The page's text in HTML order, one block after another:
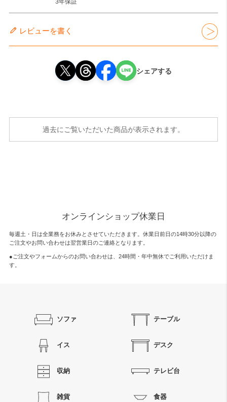
3年保証
レビューを書く
シェアする
過去にご覧いただいた商品が表示されます。
オンラインショップ休業日
毎週土・日は全業務をお休みとさせていただきます。休業日前日の14時30分以降の
ご注文やお問い合わせは翌営業日のご連絡となります。
●ご注文やフォームからのお問い合わせは、 24時間・年中無休でご利用いただけま
す。
ソファ テーブル
イス デスク
収納 テレビ台
雑貨 食器